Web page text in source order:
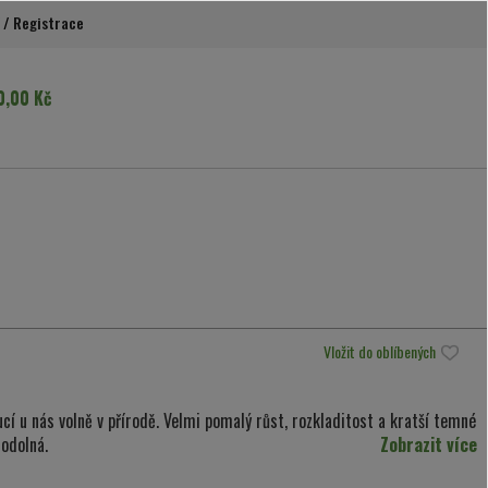
/ Registrace
Kč
Vložit do oblíbených
u nás volně v přírodě. Velmi pomalý růst, rozkladitost a kratší temné
Zobrazit více